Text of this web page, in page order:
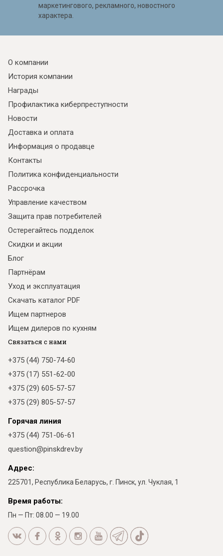
маркетингового, рекламного, новостного
характера.
О компании
История компании
Награды
Профилактика киберпреступности
Новости
Доставка и оплата
Информация о продавце
Контакты
Политика конфиденциальности
Рассрочка
Управление качеством
Защита прав потребителей
Остерегайтесь подделок
Скидки и акции
Блог
Партнёрам
Уход и эксплуатация
Скачать каталог PDF
Ищем партнеров
Ищем дилеров по кухням
Связаться с нами
+375 (44) 750-74-60
+375 (17) 551-62-00
+375 (29) 605-57-57
+375 (29) 805-57-57
Горячая линия
+375 (44) 751-06-61
question@pinskdrev.by
Адрес:
225701, Республика Беларусь, г. Пинск, ул. Чуклая, 1
Время работы:
Пн — Пт: 08.00 — 19.00